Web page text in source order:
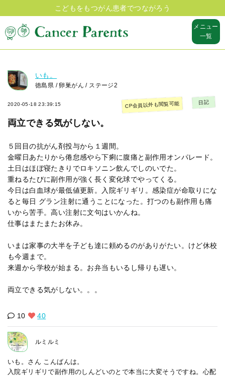
こどもをもつがん患者でつながろう
メニュー
一覧
いも。
徳島県 / 卵巣がん / ステージ2
2020-05-18 23:39:15
両立できる気がしない。
CP会員以外も閲覧可能 日記
５回目の抗がん剤投与から１週間。
金曜日あたりから倦怠感やら下痢に腹痛と副作用オンパレード。
土日はほぼ寝たきりでロキソニン飲んでしのいでた。
重ねるたびに副作用が強く長く変化球でやってくる。
今日は白血球が最低値更新。入院ギリギリ。感染症が命取りにな
ると毎日 グラン注射に通うことになった。打つのも副作用も痛
いから苦手。高い注射に文句はいかんね。
仕事はまたまたお休み。
いまは家事の大半を子ども達に頼めるのがありがたい。けど休校
も今週まで。
来週から学校が始まる。お弁当もいるし帰りも遅い。
両立できる気がしない。。。
10 40
ルミルミ
いも。さん こんばんは。
入院ギリギリで副作用のしんどいのとで本当に大変そうですね。心配